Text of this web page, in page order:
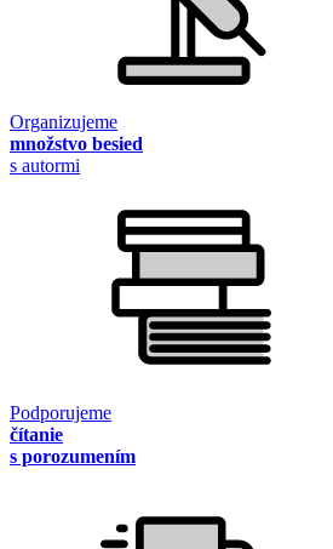
Organizujeme
množstvo besied
s autormi
Podporujeme
čítanie
s porozumením